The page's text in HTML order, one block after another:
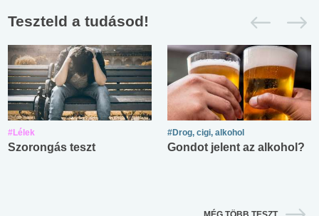
Teszteld a tudásod!
#Lélek
Szorongás teszt
#Drog, cigi, alkohol
Gondot jelent az alkohol?